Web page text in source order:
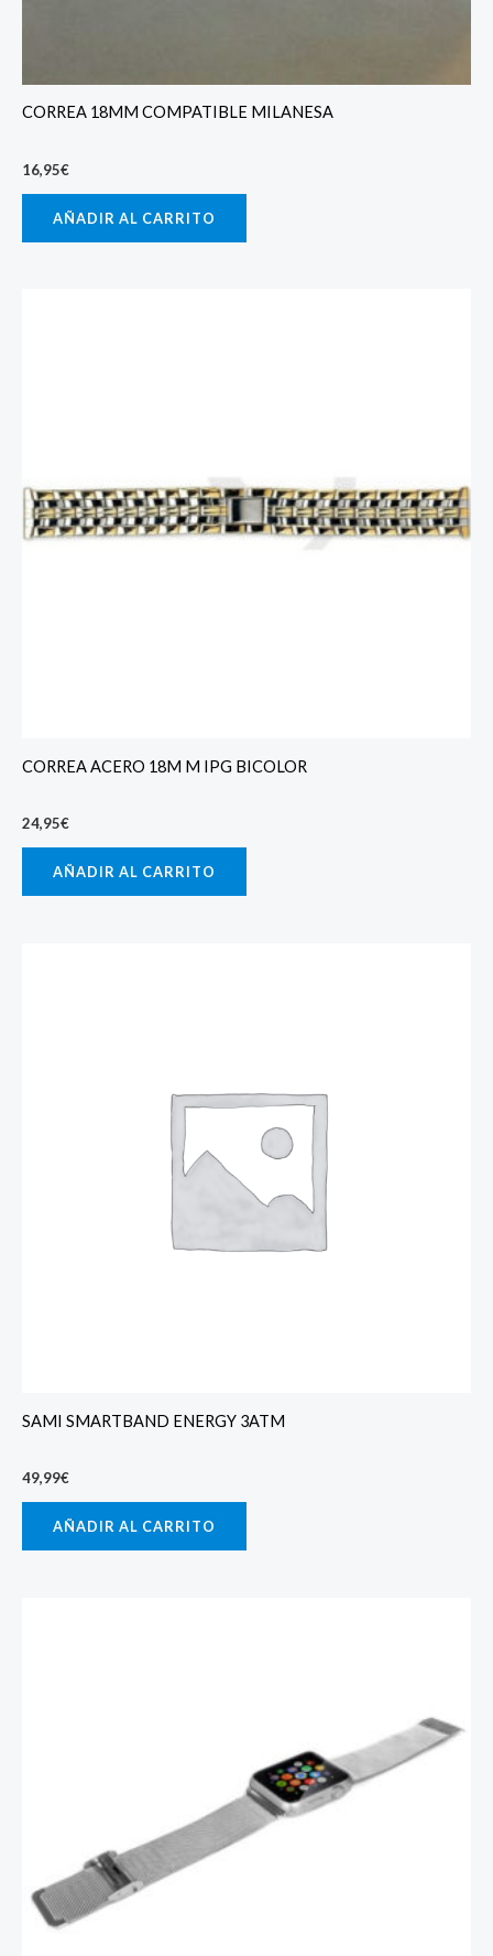
CORREA 18MM COMPATIBLE MILANESA
16,95€
AÑADIR AL CARRITO
CORREA ACERO 18M M IPG BICOLOR
24,95€
AÑADIR AL CARRITO
SAMI SMARTBAND ENERGY 3ATM
49,99€
AÑADIR AL CARRITO